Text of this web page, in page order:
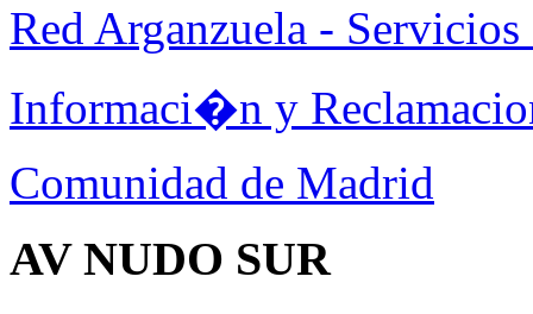
Red Arganzuela - Servicios
Informaci�n y
Comunidad de Madrid
AV NUDO SUR